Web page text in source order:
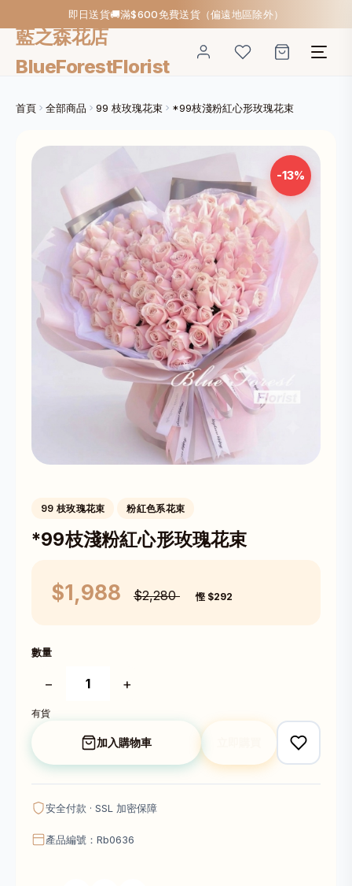
即日送貨🚚滿$600免費送貨（偏遠地區除外）
藍之森花店
BlueForestFlorist
首頁 全部商品 99 枝玫瑰花束 *99枝淺粉紅心形玫瑰花束
-13%
99 枝玫瑰花束 粉紅色系花束
*99枝淺粉紅心形玫瑰花束
$1,988 $2,280 慳 $292
數量
− +
有貨
加入購物車
安全付款 · SSL 加密保障
產品編號：Rb0636